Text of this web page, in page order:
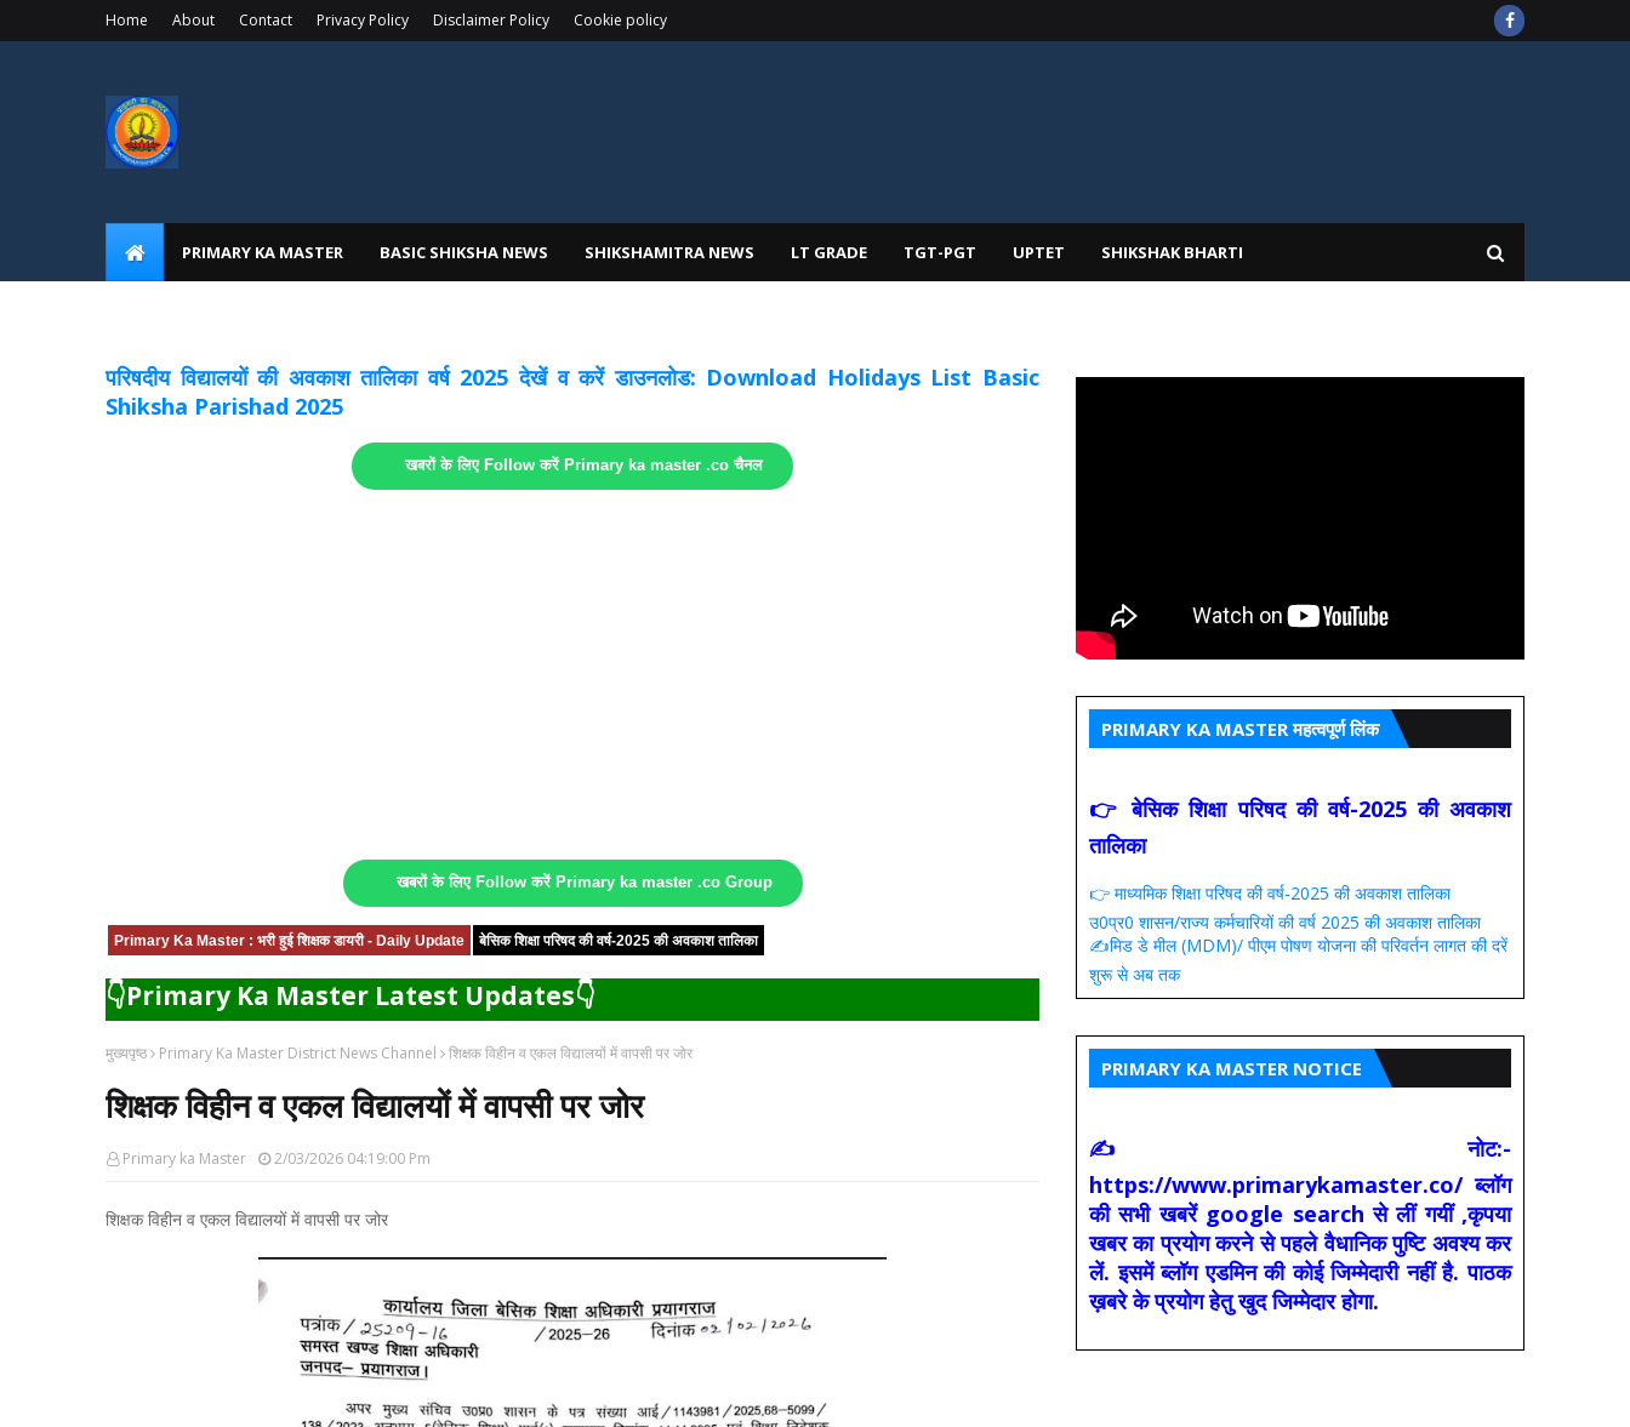
Home About Contact Privacy Policy Disclaimer Policy Cookie policy
PRIMARY KA MASTER BASIC SHIKSHA NEWS SHIKSHAMITRA NEWS LT GRADE TGT-PGT UPTET SHIKSHAK BHARTI
परिषदीय विद्यालयों की अवकाश तालिका वर्ष 2025 देखें व करें डाउनलोड: Download Holidays List Basic
Shiksha Parishad 2025
खबरों के लिए Follow करें Primary ka master .co चैनल
खबरों के लिए Follow करें Primary ka master .co Group
Primary Ka Master : भरी हुई शिक्षक डायरी - Daily Update बेसिक शिक्षा परिषद की वर्ष-2025 की अवकाश तालिका
👇Primary Ka Master Latest Updates👇
मुख्यपृष्ठ Primary Ka Master District News Channel शिक्षक विहीन व एकल विद्यालयों में वापसी पर जोर
शिक्षक विहीन व एकल विद्यालयों में वापसी पर जोर
Primary ka Master 2/03/2026 04:19:00 Pm
शिक्षक विहीन व एकल विद्यालयों में वापसी पर जोर
PRIMARY KA MASTER महत्वपूर्ण लिंक
👉 बेसिक शिक्षा परिषद की वर्ष-2025 की अवकाश
तालिका
👉 माध्यमिक शिक्षा परिषद की वर्ष-2025 की अवकाश तालिका
उ0प्र0 शासन/राज्य कर्मचारियों की वर्ष 2025 की अवकाश तालिका
✍️मिड डे मील (MDM)/ पीएम पोषण योजना की परिवर्तन लागत की दरें
शुरू से अब तक
PRIMARY KA MASTER NOTICE
✍ नोट:-
https://www.primarykamaster.co/ ब्लॉग
की सभी खबरें google search से लीं गयीं ,कृपया
खबर का प्रयोग करने से पहले वैधानिक पुष्टि अवश्य कर
लें. इसमें ब्लॉग एडमिन की कोई जिम्मेदारी नहीं है. पाठक
ख़बरे के प्रयोग हेतु खुद जिम्मेदार होगा.